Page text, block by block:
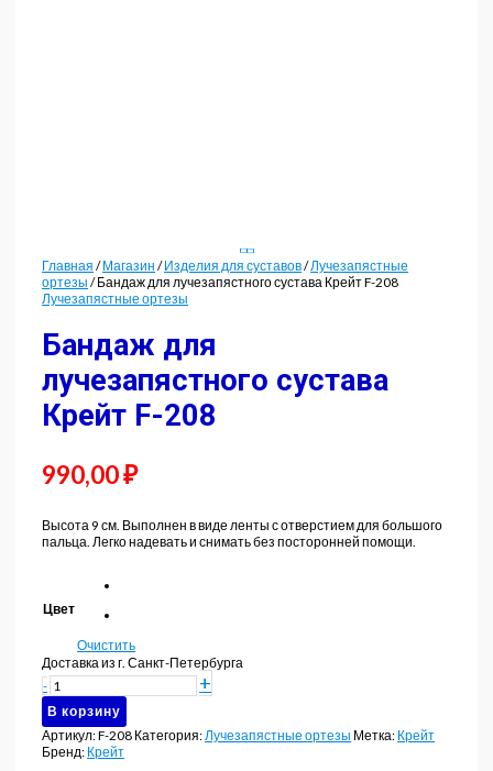
Главная /Магазин /Изделия для суставов/Лучезапястные
ортезы / Бандаж для лучезапястного сустава Крейт F-208
Лучезапястные ортезы
Бандаж для
лучезапястного сустава
Крейт F-208
990,00₽
Высота 9 см. Выполнен в виде ленты с отверстием для большого
пальца. Легко надевать и снимать без посторонней помощи.
Цвет
Очистить
Доставка из г. Санкт-Петербурга
-Количество
товара
Бандаж
для
лучезапястного
сустава
+
В корзину
Артикул:F-208 Категория:Лучезапястные ортезы Метка: Крейт
Бренд: Крейт